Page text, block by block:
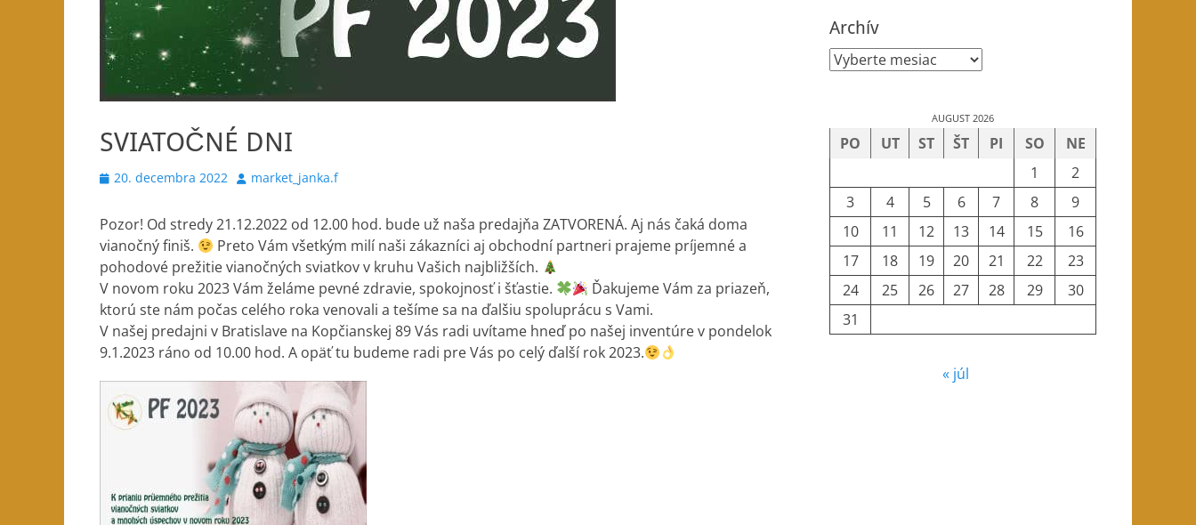
SVIATOČNÉ DNI
Posted
20. decembra 2022 Author
market_janka.f
Pozor! Od stredy 21.12.2022 od 12.00 hod. bude už naša predajňa ZATVORENÁ. Aj nás čaká doma
vianočný finiš.
Preto Vám všetkým milí naši zákazníci aj obchodní partneri prajeme príjemné a
pohodové prežitie vianočných sviatkov v kruhu Vašich najbližších.
V novom roku 2023 Vám želáme pevné zdravie, spokojnosť i šťastie.
Ďakujeme Vám za priazeň,
ktorú ste nám počas celého roka venovali a tešíme sa na ďalšiu spoluprácu s Vami.
V našej predajni v Bratislave na Kopčianskej 89 Vás radi uvítame hneď po našej inventúre v pondelok
9.1.2023 ráno od 10.00 hod. A opäť tu budeme radi pre Vás po celý ďalší rok 2023.
Archív
Archív
AUGUST 2026
PO UT ST ŠT PI SO
NE
1
2
3
4 5 6 7 8
9
10
11 12 13 14 15
16
17
18 19 20 21 22
23
24
25 26 27 28 29
30
31
« júl